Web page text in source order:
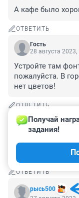
А кафе было
ОТВЕТИТЬ
Гость
28 августа 2023,
Устройте там
пожалуйста. В
нет цветов!
ОТВЕТИТЬ
Гость
27 августа 2023,
Когда уже весь
ОТВЕТИТЬ
рысь500
Получай
задания!